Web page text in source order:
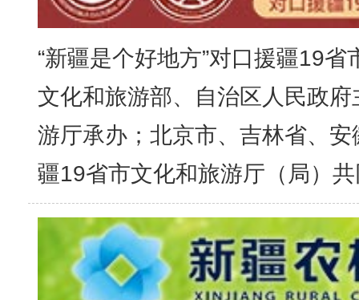
“新疆是个好地方”对口援疆19
文化和旅游部、自治区人民政
游厅承办；北京市、吉林省、
疆19省市文化和旅游厅（局）